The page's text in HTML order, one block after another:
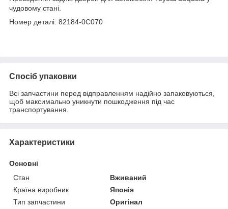
чудовому стані.
Номер деталі: 82184-0C070
Спосіб упаковки
Всі запчастини перед відправленням надійно запаковуються,
щоб максимально уникнути пошкодження під час
транспортування.
Характеристики
Основні
Стан
Вживаний
Країна виробник
Японія
Тип запчастини
Оригінал